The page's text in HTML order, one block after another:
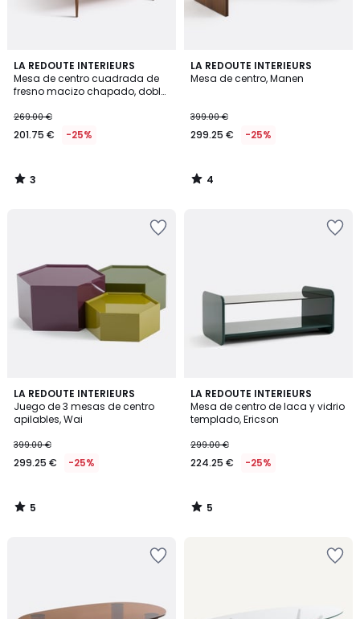
LA REDOUTE INTERIEURS
Mesa de centro cuadrada de
fresno macizo chapado, doble
269.00 €
201.75 € -25%
3
/
5
3
/
LA REDOUTE INTERIEURS
Mesa de centro, Manen
399.00 €
299.25 € -25%
4
/
4
/
LA REDOUTE INTERIEURS
Juego de 3 mesas de centro
apilables, Wai
399.00 €
299.25 € -25%
5
/
5
5
/
LA REDOUTE INTERIEURS
Mesa de centro de laca y vidrio
templado, Ericson
299.00 €
224.25 € -25%
5
/
5
5
/